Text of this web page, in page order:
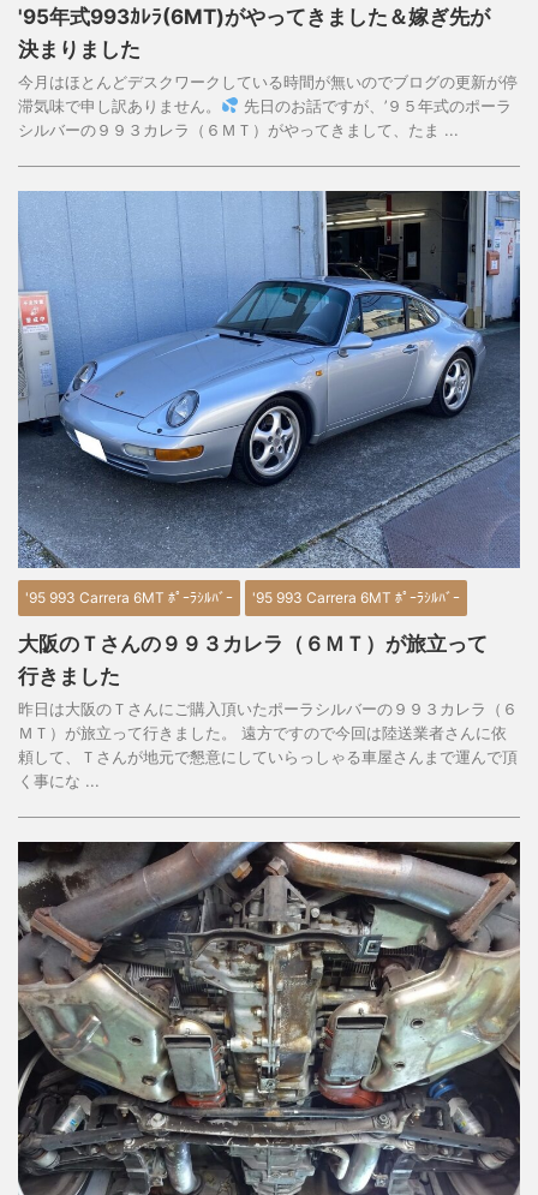
'95年式993ｶﾚﾗ(6MT)がやってきました＆嫁ぎ先が
決まりました
今月はほとんどデスクワークしている時間が無いのでブログの更新が停
滞気味で申し訳ありません。
先日のお話ですが、’９５年式のポーラ
シルバーの９９３カレラ（６ＭＴ）がやってきまして、たま ...
'95 993 Carrera 6MT ﾎﾟｰﾗｼﾙﾊﾞｰ '95 993 Carrera 6MT ﾎﾟｰﾗｼﾙﾊﾞｰ
大阪のＴさんの９９３カレラ（６ＭＴ）が旅立って
行きました
昨日は大阪のＴさんにご購入頂いたポーラシルバーの９９３カレラ（６
ＭＴ）が旅立って行きました。 遠方ですので今回は陸送業者さんに依
頼して、Ｔさんが地元で懇意にしていらっしゃる車屋さんまで運んで頂
く事にな ...